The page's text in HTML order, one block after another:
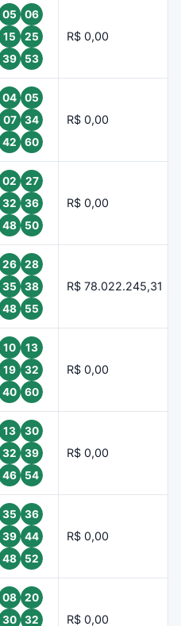
05
06
15
25
39
53
R$ 0,00
04
05
07
34
42
60
R$ 0,00
02
27
32
36
48
50
R$ 0,00
26
28
35
38
48
55
R$ 78.022.245,31
10
13
19
32
40
60
R$ 0,00
13
30
32
39
46
54
R$ 0,00
35
36
39
44
48
52
R$ 0,00
08
20
30
32 R$ 0,00